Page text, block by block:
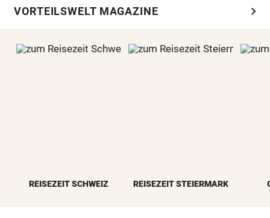
VORTEILSWELT MAGAZINE chevron_right
REISEZEIT SCHWEIZ REISEZEIT STEIERMARK